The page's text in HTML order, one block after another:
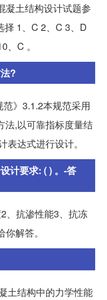
凝土结构设计试题参
择 1、C 2、C 3、D
C 。
?
》3.1.2本规范采用
法,以可靠指标度量结
达式进行设计。
计要求: ( ) 。-答
、抗渗性能3、抗冻
解答。
土结构中的力学性能